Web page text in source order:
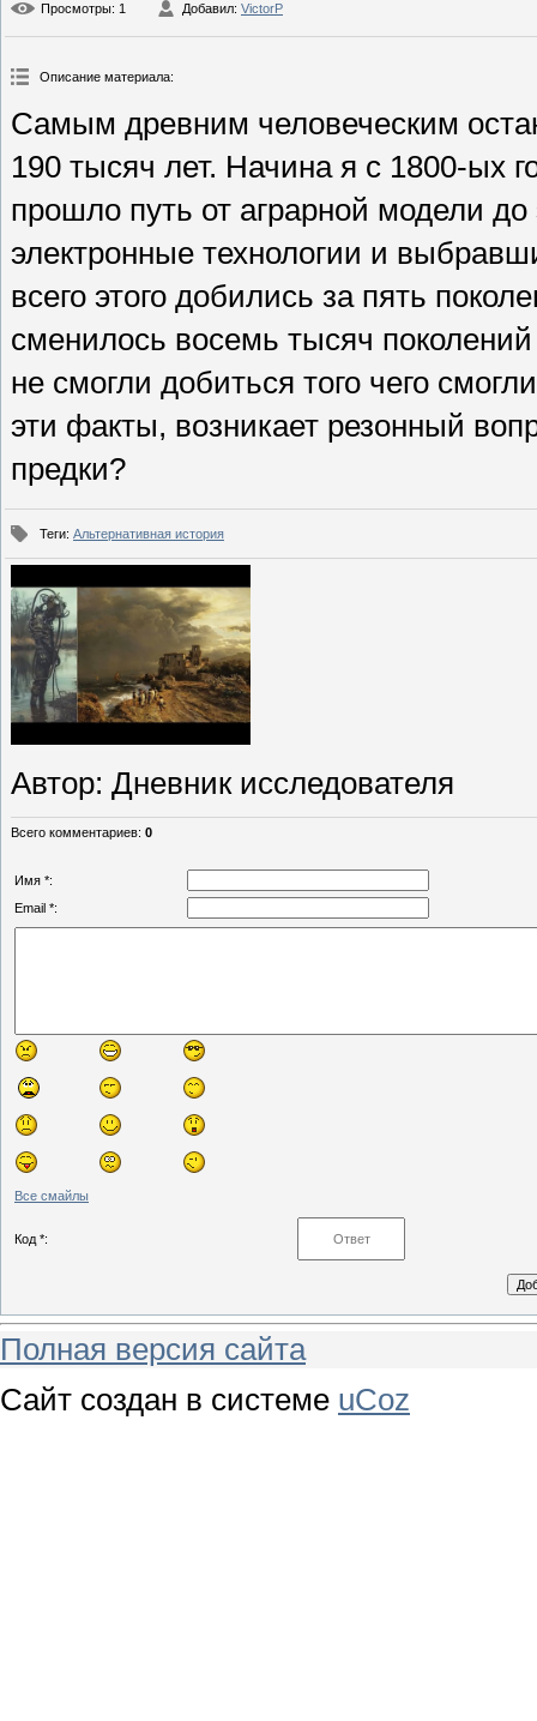
Просмотры: 1 Добавил: VictorP
Описание материала:
Самым древним человеческим
190 тысяч лет. Начина я с 1800-ых
прошло путь от аграрной модели
электронные технологии и
всего этого добились за пять
сменилось восемь тысяч
не смогли добиться того чего
эти факты, возникает резонный
предки?
Теги: Альтернативная история
Автор: Дневник исследователя
Всего комментариев: 0
Имя *:
Email *:
Все смайлы
Код *:
Полная версия сайта
Сайт создан в системе uCoz